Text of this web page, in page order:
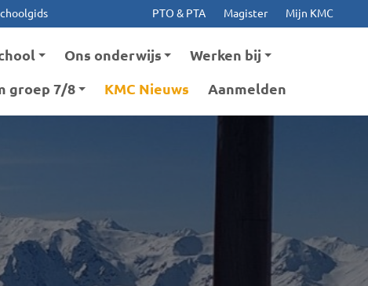
Ga naar hoofdinhoud
Ga naar footer PTO & PTA Magister Mijn KMC
Ons onderwijs Werken bij
groep 7/8 KMC Nieuws Aanmelden